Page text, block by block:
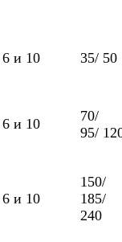
6 и 10 35/ 50
6 и 10
70/
95/
6 и 10
150/
185/
240